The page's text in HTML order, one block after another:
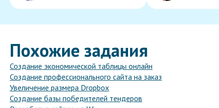
Похожие задания
Создание экономической таблицы онлайн
Создание профессионального сайта на заказ
Увеличение размера Dropbox
Создание базы победителей тендеров